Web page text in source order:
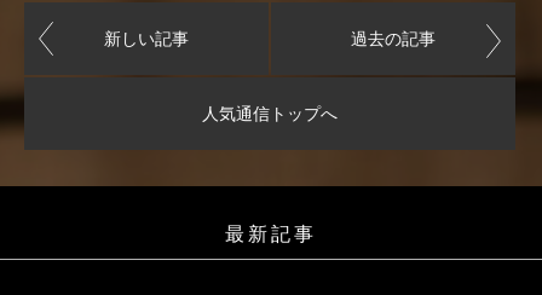
新しい記事
人気通信トップへ
過去の記事
最新記事